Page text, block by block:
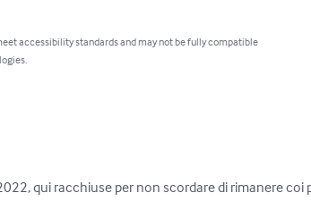
accessibility standards and may not be fully compatible
qui racchiuse per non scordare di rimanere coi